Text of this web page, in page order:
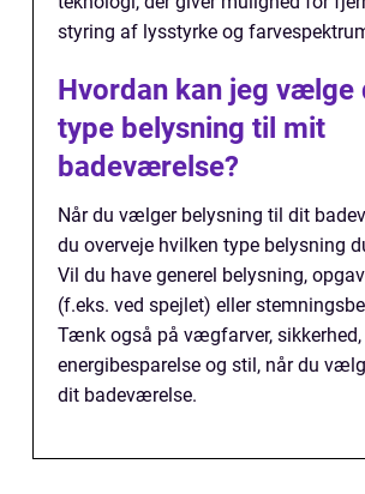
styring af lysstyrke og
Hvordan kan jeg vælge
type belysning til mit
badeværelse?
Når du vælger belysning til dit
du overveje hvilken type belysning
Vil du have generel belysning,
(f.eks. ved spejlet) eller
Tænk også på vægfarver, sikkerhed,
energibesparelse og stil, når du
dit badeværelse.